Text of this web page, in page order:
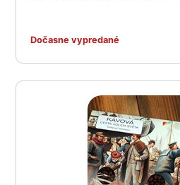
Dočasne vypredané